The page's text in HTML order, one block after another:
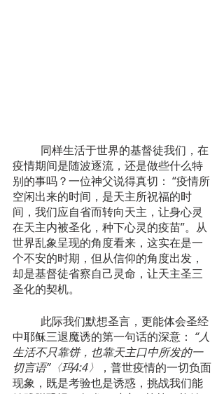
疫情期间是随波逐流，还是做些什么特
别的事吗？一位神父说得真切： “疫情所
空闲出来的时间，是天主所祝福的时
间，我们应自省而转向天主，让身心灵
在天主内被圣化，种下心灵的疫苗”。从
世界乱象呈现的角度看来，这实在是一
个不安的时期，但从信仰的角度出发，
却是基督徒省察自己灵命，让天主圣三
圣化的契机。
中耶稣三退魔诱的第一句话的深意： “人
生活不只靠饼，也靠天主口中所发的一
切言语”〈玛4:4〉
，普世疫情的一切负面
现象，既是考验也是诱惑，挑战我们能